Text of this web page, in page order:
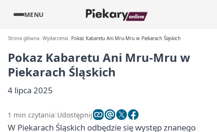
MENU
Strona główna Wydarzenia Pokaz Kabaretu Ani Mru-Mru w Piekarach Śląskich
Pokaz Kabaretu Ani Mru-Mru w
Piekarach Śląskich
4 lipca 2025
1 min czytania Udostępnij
W Piekarach Śląskich odbędzie się występ znanego